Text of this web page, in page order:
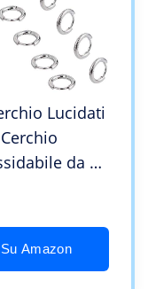
Lucidati
da 12
Amazon